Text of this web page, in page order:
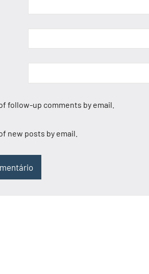
follow-up comments by email.
new posts by email.